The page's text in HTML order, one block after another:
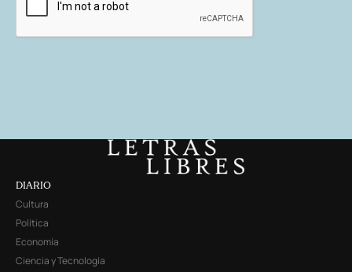
DIARIO
Cultura
Política
Economía
Ciencia y Tecnología